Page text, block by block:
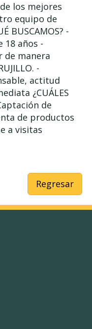
los mejores
equipo de
BUSCAMOS? -
18 años -
de manera
-
actitud
¿CUÁLES
de
de productos
a visitas
Regresar